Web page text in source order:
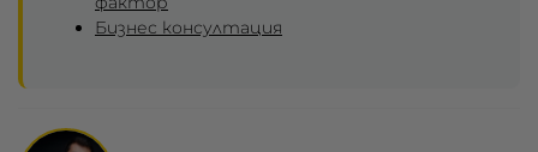
Бизнес консултация